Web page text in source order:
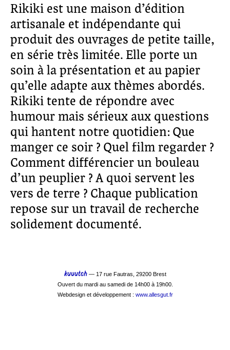
Rikiki est une maison d’édition
artisanale et indépendante qui
produit des ouvrages de petite taille,
en série très limitée. Elle porte un
soin à la présentation et au papier
qu’elle adapte aux thèmes abordés.
Rikiki tente de répondre avec
humour mais sérieux aux questions
qui hantent notre quotidien: Que
manger ce soir ? Quel film regarder ?
Comment différencier un bouleau
d’un peuplier ? A quoi servent les
vers de terre ? Chaque publication
repose sur un travail de recherche
solidement documenté.
kuuutch— 17 rue Fautras, 29200 Brest
Ouvert du mardi au samedi de 14h00 à 19h00.
Webdesign et développement : www.allesgut.fr